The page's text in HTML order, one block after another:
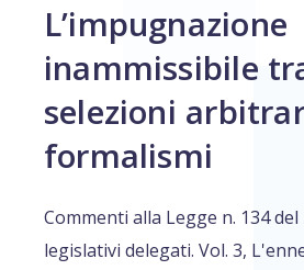
L’impugnazione
inammissibile
selezioni
formalismi
Commenti alla Legge n. 134
legislativi delegati. Vol. 3,